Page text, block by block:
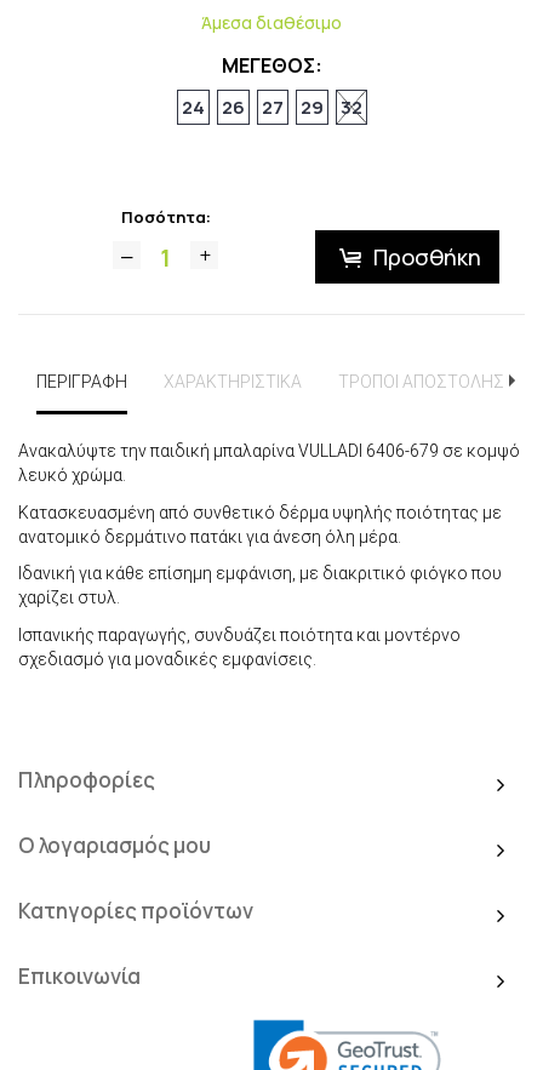
Άμεσα διαθέσιμο
ΜΕΓΕΘΟΣ:
24 26 27 29 32
Ποσότητα:
Προσθήκη
ΠΕΡΙΓΡΑΦΗ ΧΑΡΑΚΤΗΡΙΣΤΙΚΑ ΤΡΟΠΟΙ ΑΠΟΣΤΟΛΗΣ
Ανακαλύψτε την παιδική μπαλαρίνα VULLADI 6406-679 σε κομψό
λευκό χρώμα.
Κατασκευασμένη από συνθετικό δέρμα υψηλής ποιότητας με
ανατομικό δερμάτινο πατάκι για άνεση όλη μέρα.
Ιδανική για κάθε επίσημη εμφάνιση, με διακριτικό φιόγκο που
χαρίζει στυλ.
Ισπανικής παραγωγής, συνδυάζει ποιότητα και μοντέρνο
σχεδιασμό για μοναδικές εμφανίσεις.
Πληροφορίες
Ο λογαριασμός μου
Κατηγορίες προϊόντων
Επικοινωνία